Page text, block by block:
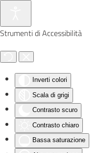
Strumenti di Accessibilità
Inverti colori
Scala di grigi
Contrasto scuro
Contrasto chiaro
Bassa saturazione
Skip to main content